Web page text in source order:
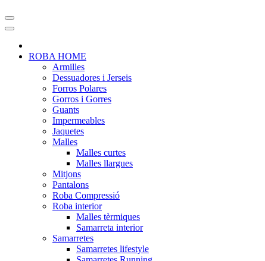
ROBA HOME
Armilles
Dessuadores i Jerseis
Forros Polares
Gorros i Gorres
Guants
Impermeables
Jaquetes
Malles
Malles curtes
Malles llargues
Mitjons
Pantalons
Roba Compressió
Roba interior
Malles tèrmiques
Samarreta interior
Samarretes
Samarretes lifestyle